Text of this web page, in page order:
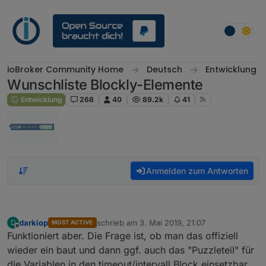
ioBroker Community Home Deutsch Entwicklung
Wunschliste Blockly-Elemente
Entwicklung 268 40 89.2k 41
Anmelden zum Antworten
D
Offline
darkiop MOST ACTIVE schrieb am 3. Mai 2019, 21:07
zuletzt editiert von
Funktioniert aber. Die Frage ist, ob man das offiziell
wieder ein baut und dann ggf. auch das "Puzzleteil" für